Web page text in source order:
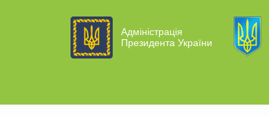
Адміністрація
Президента України